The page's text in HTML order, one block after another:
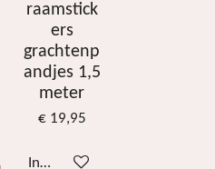
raamstick
ers
grachtenp
andjes 1,5
meter
€ 19,95
In winkelwagen